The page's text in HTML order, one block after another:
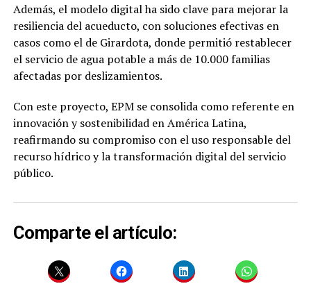
Además, el modelo digital ha sido clave para mejorar la
resiliencia del acueducto, con soluciones efectivas en
casos como el de Girardota, donde permitió restablecer
el servicio de agua potable a más de 10.000 familias
afectadas por deslizamientos.
Con este proyecto, EPM se consolida como referente en
innovación y sostenibilidad en América Latina,
reafirmando su compromiso con el uso responsable del
recurso hídrico y la transformación digital del servicio
público.
Comparte el artículo: